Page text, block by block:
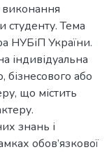
виконання
студенту. Тема
НУБіП України.
індивідуальна
бізнесового або
що містить
знань і
обов’язкової